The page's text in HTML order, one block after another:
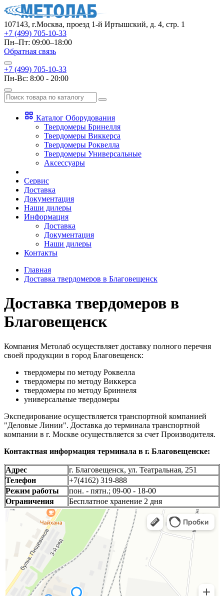
107143, г.Москва, проезд 1-й Иртышский, д. 4, стр. 1
+7 (499) 705-10-33
Пн–Пт: 09:00–18:00
Обратная связь
+7 (499) 705-10-33
Пн-Вс: 8:00 - 20:00
Каталог Оборудования
Твердомеры Бринелля
Твердомеры Виккерса
Твердомеры Роквелла
Твердомеры Универсальные
Аксессуары
Сервис
Доставка
Документация
Наши дилеры
Информация
Доставка
Документация
Наши дилеры
Контакты
Главная
Доставка твердомеров в Благовещенск
Доставка твердомеров в
Благовещенск
Компания Метолаб осуществляет доставку полного перечня
своей продукции в город Благовещенск:
твердомеры по методу Роквелла
твердомеры по методу Виккерса
твердомеры по методу Бриннеля
универсальные твердомеры
Экспедирование осуществляется транспортной компанией
"Деловые Линии". Доставка до терминала транспортной
компании в г. Москве осуществляется за счет Производителя.
Контактная информация терминала в г. Благовещенске:
Адрес
г. Благовещенск, ул. Театральная, 251
Телефон
+7(4162) 319-888
Режим работы
пон. - пятн.; 09-00 - 18-00
Ограничения
Бесплатное хранение 2 дня